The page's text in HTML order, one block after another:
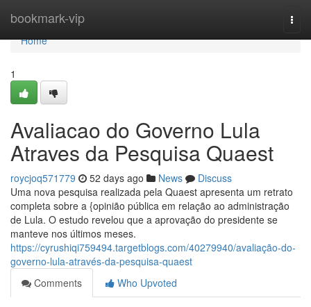
bookmark-vip
Home
Home
1
Avaliacao do Governo Lula
Atraves da Pesquisa Quaest
roycjoq571779 52 days ago News
Discuss
Uma nova pesquisa realizada pela Quaest apresenta um retrato
completa sobre a {opinião pública em relação ao administração
de Lula. O estudo revelou que a aprovação do presidente se
manteve nos últimos meses.
https://cyrushiqi759494.targetblogs.com/40279940/avaliação-do-
governo-lula-através-da-pesquisa-quaest
Comments
Who Upvoted